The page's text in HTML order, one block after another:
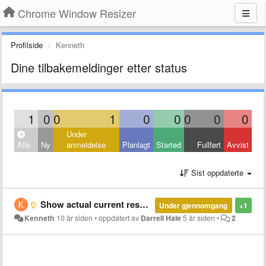
Chrome Window Resizer
Profilside Kenneth
Dine tilbakemeldinger etter status
1 0 0 1 0 0 0 0 0
Alle Ny
Under
anmeldelse
Planlagt Started Fullført Avvist
Sist oppdaterte
+1
Under gjennomgang
Show actual current resolution instead of `(current)`
Kenneth 10 år siden •oppdatert av Darrell Hale5 år siden • 2